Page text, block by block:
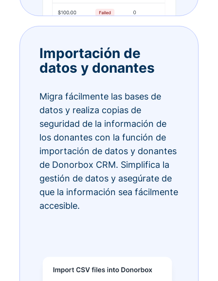
Importación de
datos y donantes
Migra fácilmente las bases de
datos y realiza copias de
seguridad de la información de
los donantes con la función de
importación de datos y donantes
de Donorbox CRM. Simplifica la
gestión de datos y asegúrate de
que la información sea fácilmente
accesible.